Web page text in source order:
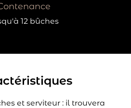
12 bûches
et serviteur : il trouvera